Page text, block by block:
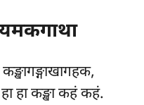
हा कङ्खा कहं कहं.